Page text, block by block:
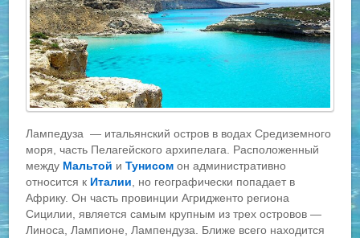
Лампедуза — итальянский остров в водах Средиземного
моря, часть Пелагейского архипелага. Расположенный
между Мальтой иТунисом он административно
относится к Италии , но географически попадает в
Африку. Он часть провинции Агридженто региона
Сицилии, является самым крупным из трех островов —
Линоса, Лампионе, Лампендуза. Ближе всего находится